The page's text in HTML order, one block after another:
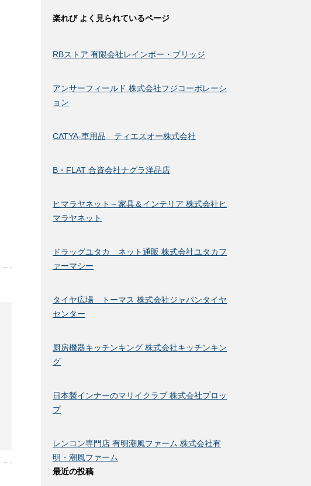
楽れび よく見られているページ
RBストア 有限会社レインボー・ブリッジ
アンサーフィールド 株式会社フジコーポレーシ
ョン
CATYA-車用品 ティエスオー株式会社
B・FLAT 合資会社ナグラ洋品店
ヒマラヤネット～家具＆インテリア 株式会社ヒ
マラヤネット
ドラッグユタカ ネット通販 株式会社ユタカフ
ァーマシー
タイヤ広場 トーマス 株式会社ジャパンタイヤ
センター
厨房機器キッチンキング 株式会社キッチンキン
グ
日本製インナーのマリイクラブ 株式会社プロッ
プ
レンコン専門店 有明潮風ファーム 株式会社有
明・潮風ファーム
最近の投稿